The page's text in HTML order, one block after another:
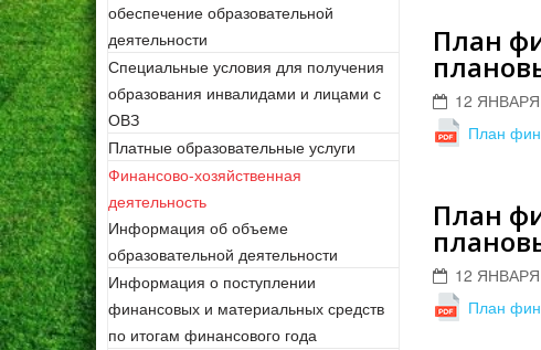
обеспечение образовательной
деятельности
Специальные условия для получения
образования инвалидами и лицами с
ОВЗ
Платные образовательные услуги
Финансово-хозяйственная
деятельность
Информация об объеме
образовательной деятельности
Информация о поступлении
финансовых и материальных средств
по итогам финансового года
План
12 ЯНВАРЯ
План
План
12 ЯНВАРЯ
План